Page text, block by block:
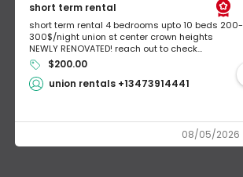
short term rental
short term rental 4 bedrooms upto 10 beds 200-
300$/night union st center crown heights
NEWLY RENOVATED! reach out to check...
$200.00
union rentals +13473914441
08/05/2026